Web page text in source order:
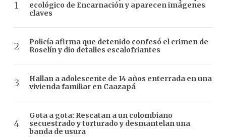
ecológico de Encarnación y aparecen imágenes
claves
Policía afirma que detenido confesó el crimen de
Roselín y dio detalles escalofriantes
Hallan a adolescente de 14 años enterrada en una
vivienda familiar en Caazapá
Gota a gota: Rescatan a un colombiano
secuestrado y torturado y desmantelan una
banda de usura